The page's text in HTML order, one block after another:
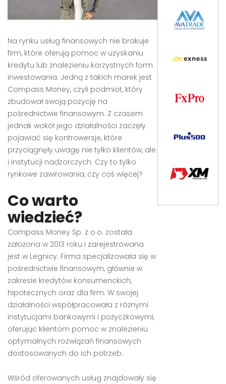
Na rynku usług finansowych nie brakuje
firm, które oferują pomoc w uzyskaniu
kredytu lub znalezieniu korzystnych form
inwestowania. Jedną z takich marek jest
Compass Money, czyli podmiot, który
zbudował swoją pozycję na
pośrednictwie finansowym. Z czasem
jednak wokół jego działalności zaczęły
pojawiać się kontrowersje, które
przyciągnęły uwagę nie tylko klientów, ale
i instytucji nadzorczych. Czy to tylko
rynkowe zawirowania, czy coś więcej?
Co warto
wiedzieć?
Compass Money Sp. z o.o. została
założona w 2013 roku i zarejestrowana
jest w Legnicy. Firma specjalizowała się w
pośrednictwie finansowym, głównie w
zakresie kredytów konsumenckich,
hipotecznych oraz dla firm. W swojej
działalności współpracowała z różnymi
instytucjami bankowymi i pożyczkowymi,
oferując klientom pomoc w znalezieniu
optymalnych rozwiązań finansowych
dostosowanych do ich potrzeb.
Wśród oferowanych usług znajdowały się